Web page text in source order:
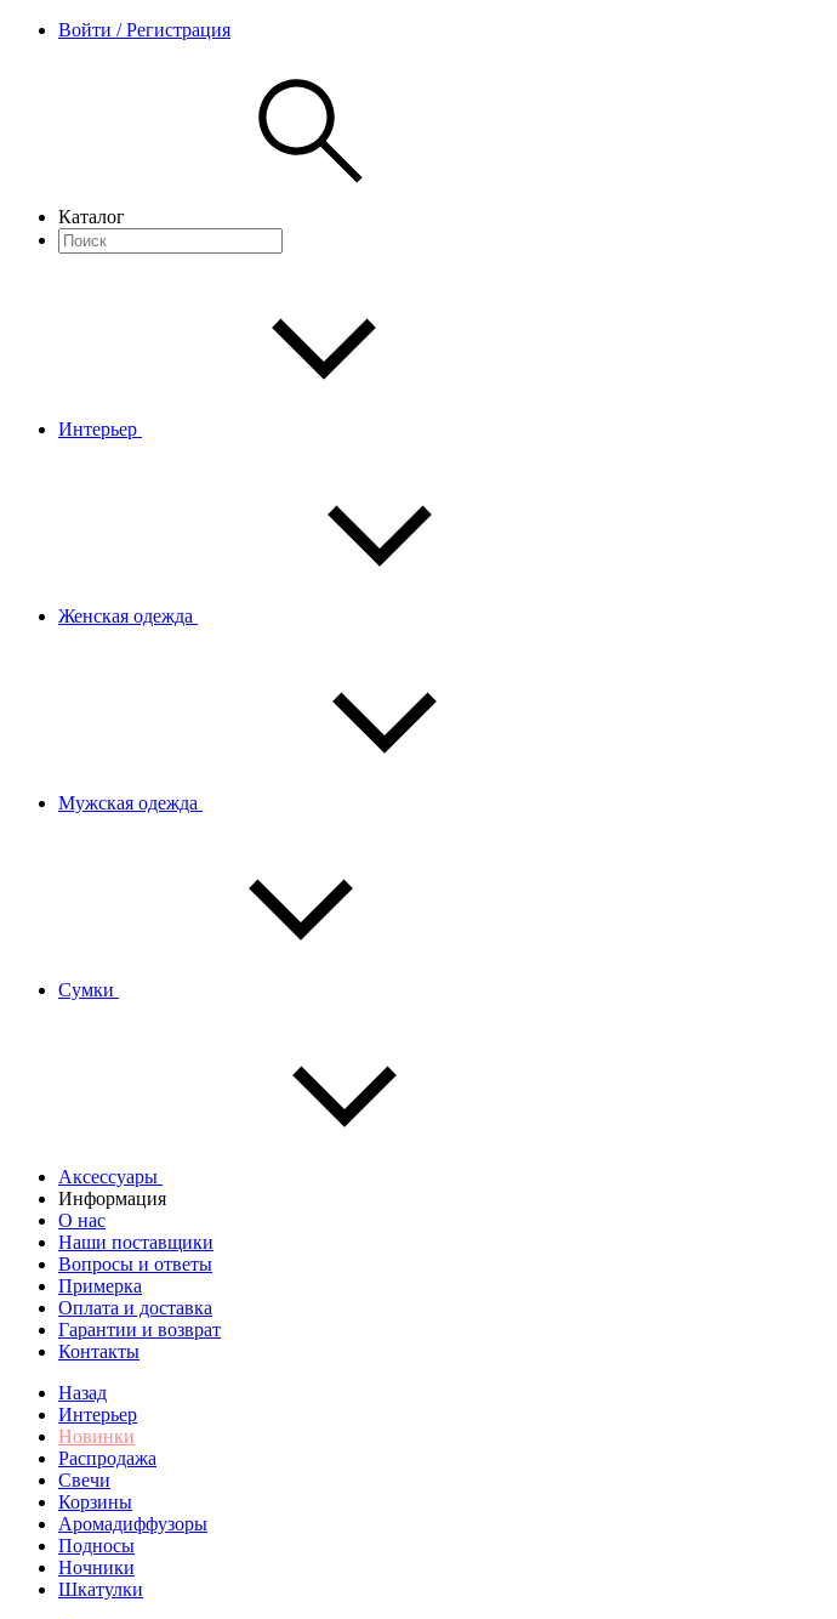
Войти / Регистрация
Каталог
Интерьер
Женская одежда
Мужская одежда
Сумки
Аксессуары
Информация
О нас
Наши поставщики
Вопросы и ответы
Примерка
Оплата и доставка
Гарантии и возврат
Контакты
Назад
Интерьер
Новинки
Распродажа
Свечи
Корзины
Аромадиффузоры
Подносы
Ночники
Шкатулки